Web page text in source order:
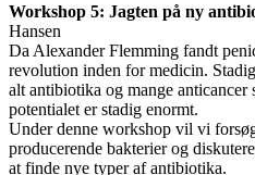
Workshop 5: Jagten på ny
Hansen
Da Alexander Flemming fandt
revolution inden for medicin.
alt antibiotika og mange
potentialet er stadig enormt.
Under denne workshop vil vi
producerende bakterier og
at finde nye typer af antibiotika.